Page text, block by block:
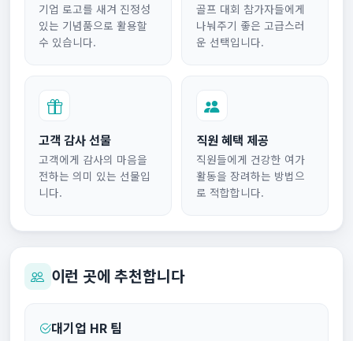
기업 로고를 새겨 진정성
있는 기념품으로 활용할
수 있습니다.
골프 대회 참가자들에게
나눠주기 좋은 고급스러
운 선택입니다.
고객 감사 선물
고객에게 감사의 마음을
전하는 의미 있는 선물입
니다.
직원 혜택 제공
직원들에게 건강한 여가
활동을 장려하는 방법으
로 적합합니다.
이런 곳에 추천합니다
대기업 HR 팀